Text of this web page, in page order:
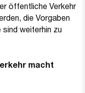
öffentliche Verkehr
die Vorgaben
weiterhin zu
macht